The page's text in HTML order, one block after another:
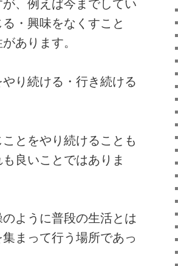
・興味をなくすこと
あります。
り続ける・行き続ける
とをやり続けることも
良いことではありま
ように普段の生活とは
まって行う場所であっ